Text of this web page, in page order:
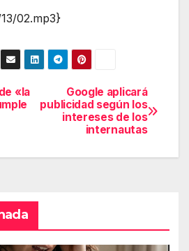
02.mp3}
Google aplicará
publicidad según los
intereses de los
internautas
«la